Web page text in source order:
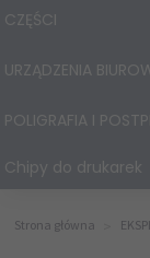
CZĘŚCI
URZĄDZENIA
POLIGRAFIA I
Chipy do drukarek
Strona główna